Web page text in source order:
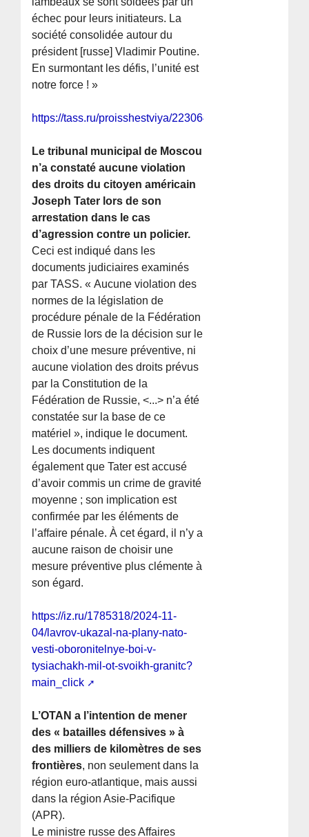
échec pour leurs initiateurs. La
société consolidée autour du
président [russe] Vladimir Poutine.
En surmontant les défis, l’unité est
notre force ! »
https://tass.ru/proisshestviya/22306411
Le tribunal municipal de Moscou
n’a constaté aucune violation
des droits du citoyen américain
Joseph Tater lors de son
arrestation dans le cas
d’agression contre un policier.
Ceci est indiqué dans les
documents judiciaires examinés
par TASS. « Aucune violation des
normes de la législation de
procédure pénale de la Fédération
de Russie lors de la décision sur le
choix d’une mesure préventive, ni
aucune violation des droits prévus
par la Constitution de la
Fédération de Russie, <...> n’a été
constatée sur la base de ce
matériel », indique le document.
Les documents indiquent
également que Tater est accusé
d’avoir commis un crime de gravité
moyenne ; son implication est
confirmée par les éléments de
l’affaire pénale. À cet égard, il n’y a
aucune raison de choisir une
mesure préventive plus clémente à
son égard.
https://iz.ru/1785318/2024-11-
04/lavrov-ukazal-na-plany-nato-
vesti-oboronitelnye-boi-v-
tysiachakh-mil-ot-svoikh-granitc?
main_click
L’OTAN a l’intention de mener
des « batailles défensives » à
des milliers de kilomètres de ses
frontières, non seulement dans la
région euro-atlantique, mais aussi
dans la région Asie-Pacifique
(APR).
Le ministre russe des Affaires